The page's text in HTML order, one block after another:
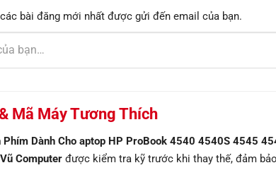
bài đăng mới nhất được gửi đến email của bạn.
Mã Máy Tương Thích
Phím Dành Cho aptop HP ProBook 4540 4540S 4545
Computer được kiểm tra kỹ trước khi thay thế, đảm